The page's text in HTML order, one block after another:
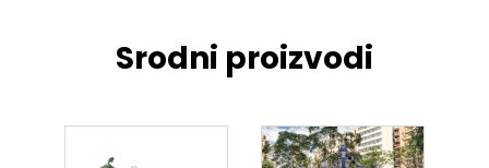
Srodni proizvodi